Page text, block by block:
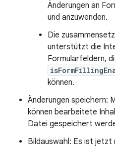
Änderungen an
und anzuwenden.
Die
unterstützt die
Formularfeldern,
können.
Änderungen speichern:
können bearbeitete
Datei gespeichert
Bildauswahl: Es ist jetzt